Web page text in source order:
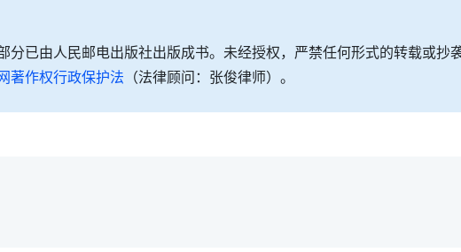
分已由人民邮电出版社出版成书。未经授权，严禁任何形式的转载或
著作权行政保护法 （法律顾问：张俊律师）。